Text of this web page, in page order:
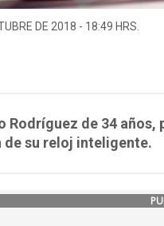
DE 2018 - 18:49 HRS.
Rodríguez de 34
de su reloj inteligente.